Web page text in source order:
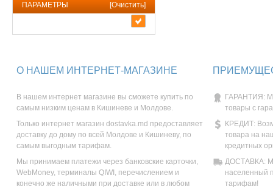
ПАРАМЕТРЫ [Очистить]
О НАШЕМ ИНТЕРНЕТ-МАГАЗИНЕ
В нашем интернет магазине вы сможете купить по
самым низким ценам в Кишиневе и Молдове.
Только интернет магазин dostavka.md предоставляет
доставку до дому по всей Молдове и Кишиневу, по
самым выгодным тарифам.
Мы принимаем платежи через банковские карточки,
WebMoney, терминалы QIWI, перечислением и
конечно же наличными при доставке или в любом
ГАРАНТИЯ:
товары с
КРЕДИТ:
товара на
кредитных
ДОСТАВКА:
населенный
тарифам!